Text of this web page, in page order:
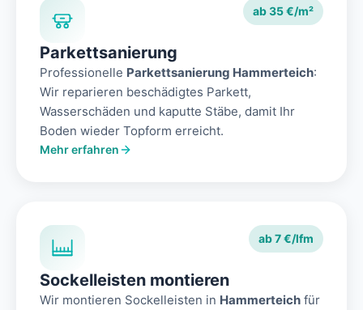
ab 35 €/m²
Parkettsanierung
Professionelle Parkettsanierung Hammerteich:
Wir reparieren beschädigtes Parkett,
Wasserschäden und kaputte Stäbe, damit Ihr
Boden wieder Topform erreicht.
Mehr erfahren
ab 7 €/lfm
Sockelleisten montieren
Wir montieren Sockelleisten in Hammerteich für